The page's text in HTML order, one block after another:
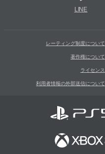
LINE
レーティング制度について
著作権について
ライセンス
利用者情報の外部送信について